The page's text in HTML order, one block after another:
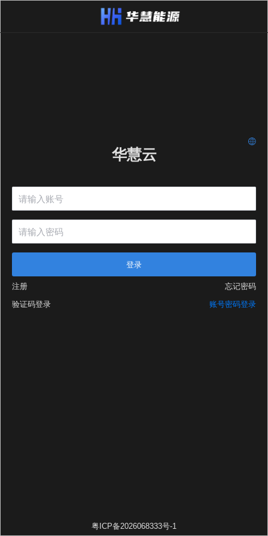
华慧云
登录
注册
忘记密码
验证码登录
账号密码登录
粤ICP备2026068333号-1